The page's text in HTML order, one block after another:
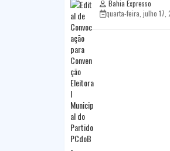
Bahia Expresso
quarta-feira, julho 17,